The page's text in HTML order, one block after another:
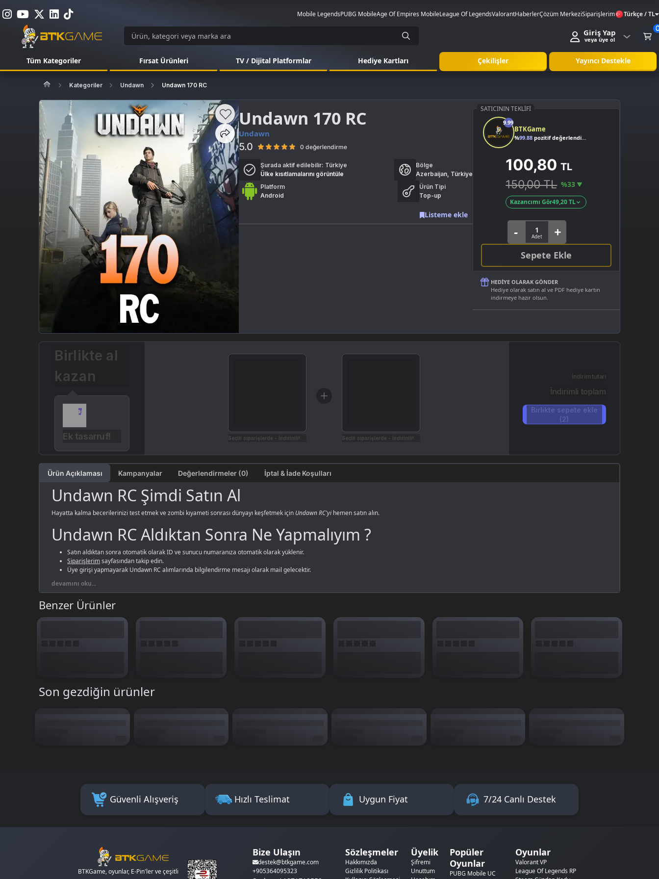
Mobile LegendsPUBG MobileAge Of Empires MobileLeague Of LegendsValorantHaberlerÇözüm MerkeziSiparişlerim Türkçe / TL
Giriş Yap
veya üye ol
Tüm Kategoriler Fırsat Ürünleri TV / Dijital Platformlar Hediye Kartları Çekilişler Yayıncı Destekle
Kategoriler Undawn Undawn 170 RC
Undawn 170 RC
Undawn
5.0 0 değerlendirme
Şurada aktif edilebilir: Türkiye
Ülke kısıtlamalarını görüntüle
Bölge
Azerbaijan, Türkiye
Platform
Android
Ürün Tipi
Top-up
Listeme ekle
SATICININ TEKLIFI
9.99
BTKGame
%99.88pozitif değerlendirme
100,80TL
150,00 TL %33
Kazancımı Gör49,20 TL
Sepete Ekle
HEDIYE OLARAK GÖNDER
Hediye olarak satın al ve PDF hediye kartın
indirmeye hazır olsun.
Birlikte al
kazan
Ek tasarruf! Seçili siparişlerde - İndirimli! Seçili siparişlerde - İndirimli!
İndirim tutarı
İndirimli toplam
Birlikte sepete ekle
(2)
Ürün Açıklaması Kampanyalar Değerlendirmeler (0) İptal & İade Koşulları
Undawn RC Şimdi Satın Al
Hayatta kalma becerilerinizi test etmek ve zombi kıyameti sonrası dünyayı keşfetmek için Undawn RC'yi hemen satın alın.
Undawn RC Aldıktan Sonra Ne Yapmalıyım ?
Satın aldıktan sonra otomatik olarak ID ve sunucu numaranıza otomatik olarak yüklenir.
Siparişlerimsayfasından takip edin.
Üye girişi yapmayarak Undawn RC alımlarında bilgilendirme mesajı olarak mail gelecektir.
devamını oku...
Benzer Ürünler
Son gezdiğin ürünler
Güvenli Alışveriş Hızlı Teslimat Uygun Fiyat 7/24 Canlı Destek
BTKGame, oyunlar, E-Pin'ler ve çeşitli
Bize Ulaşın
destek@btkgame.com
+905364095323
Sözleşmeler
Hakkımızda
Gizlilik Politikası
Üyelik
Şifremi
Unuttum
Popüler
Oyunlar
PUBG Mobile UC
Oyunlar
Valorant VP
League Of Legends RP